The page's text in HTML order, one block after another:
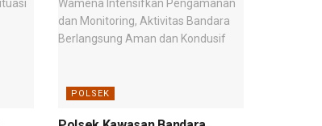
POLSEK